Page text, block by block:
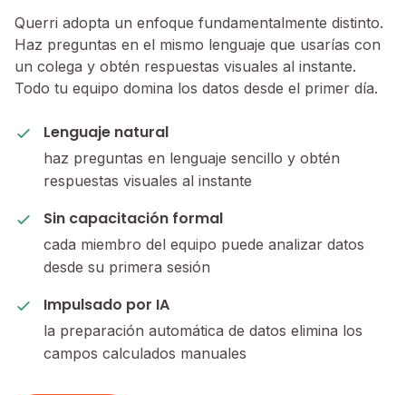
Querri adopta un enfoque fundamentalmente distinto.
Haz preguntas en el mismo lenguaje que usarías con
un colega y obtén respuestas visuales al instante.
Todo tu equipo domina los datos desde el primer día.
Lenguaje natural
haz preguntas en lenguaje sencillo y obtén
respuestas visuales al instante
Sin capacitación formal
cada miembro del equipo puede analizar datos
desde su primera sesión
Impulsado por IA
la preparación automática de datos elimina los
campos calculados manuales